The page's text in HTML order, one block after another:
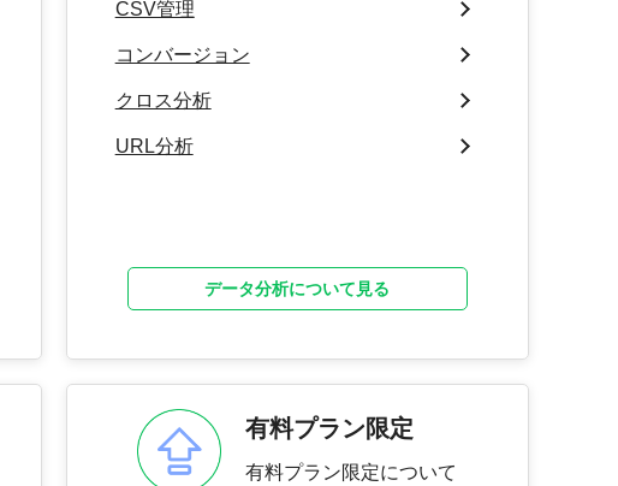
CSV管理
コンバージョン
クロス分析
URL分析
データ分析について見る
有料プラン限定
有料プラン限定について